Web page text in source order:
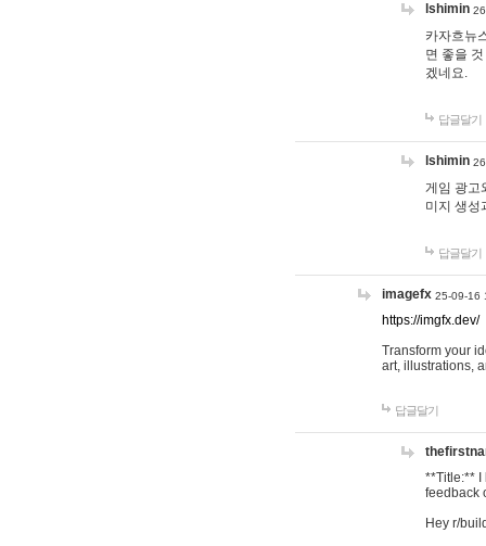
lshimin
카자흐뉴
면 좋을
겠네요.
답글달기
lshimin
게임 광고
미지 생성
답글달기
imagefx 25-09-16
https://imgfx.dev/
Transform your
art, illustrations,
답글달기
**Title:** I
feedback
Hey r/